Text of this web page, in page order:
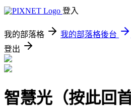
登入
我的部落格 我的部落格後台
登出
智慧光（按此回首